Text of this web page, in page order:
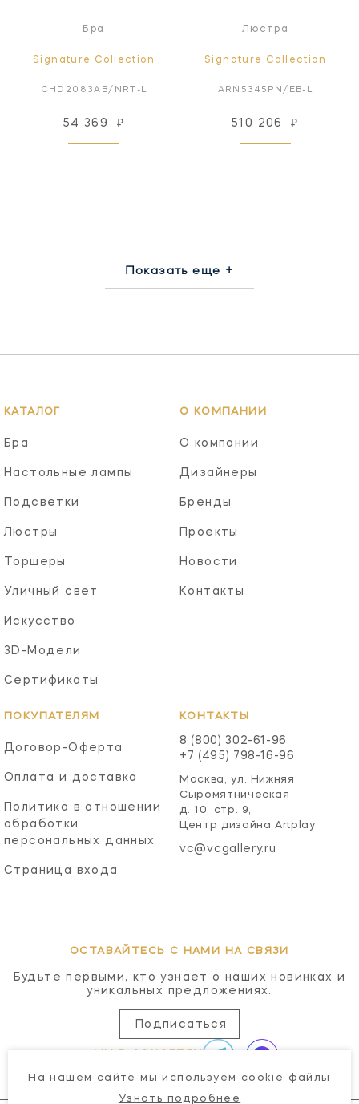
Бра
Signature Collection
CHD2083AB/NRT-L
54 369 ₽
Люстра
Signature Collection
ARN5345PN/EB-L
510 206 ₽
Показать еще +
КАТАЛОГ
Бра
Настольные лампы
Подсветки
Люстры
Торшеры
Уличный свет
Искусство
3D-Модели
Сертификаты
О КОМПАНИИ
О компании
Дизайнеры
Бренды
Проекты
Новости
Контакты
ПОКУПАТЕЛЯМ
Договор-Оферта
Оплата и доставка
Политика в отношении
обработки
персональных данных
Страница входа
КОНТАКТЫ
8 (800) 302-61-96
+7 (495) 798-16-96
Москва, ул. Нижняя
Сыромятническая
д. 10, стр. 9,
Центр дизайна Artplay
vc@vcgallery.ru
ОСТАВАЙТЕСЬ С НАМИ НА СВЯЗИ
Будьте первыми, кто узнает о наших новинках и
уникальных предложениях.
Подписаться
На нашем сайте мы используем cookie файлы
Узнать подробнее